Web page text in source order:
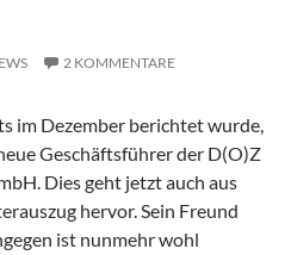
2 KOMMENTARE
im Dezember berichtet wurde,
Geschäftsführer der D(O)Z
Dies geht jetzt auch aus
hervor. Sein Freund
ist nunmehr wohl